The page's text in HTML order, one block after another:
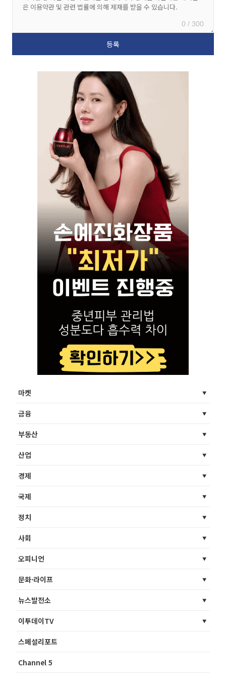
0 / 300
마켓
금융
부동산
산업
경제
국제
정치
사회
오피니언
문화·라이프
뉴스발전소
이투데이TV
스페셜리포트
Channel 5